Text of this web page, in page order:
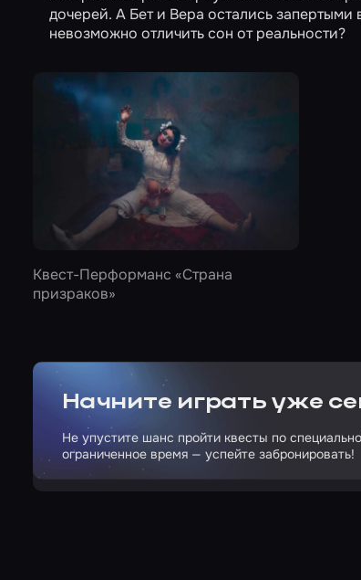
дочерей. А Бет и Вера остались
невозможно отличить сон от реальности?
Квест-Перформанс «Страна
призраков»
Начните играть уже
Не упустите шанс пройти квесты по
ограниченное время — успейте забронировать!